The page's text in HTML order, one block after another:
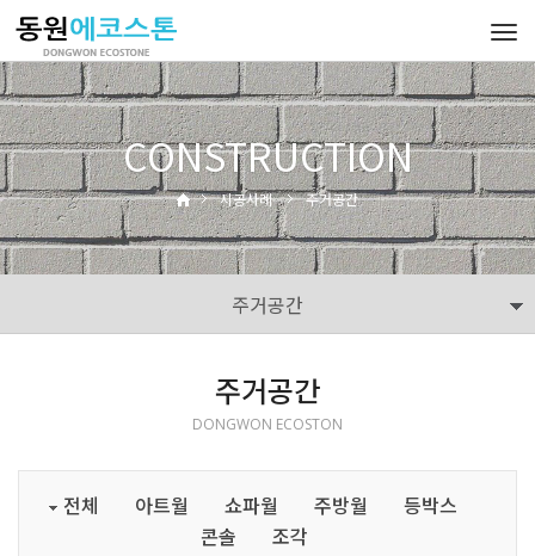
CONSTRUCTION
시공사례 주거공간
주거공간
주거공간
DONGWON ECOSTON
전체 아트월 쇼파월 주방월
등박스
콘솔
조각